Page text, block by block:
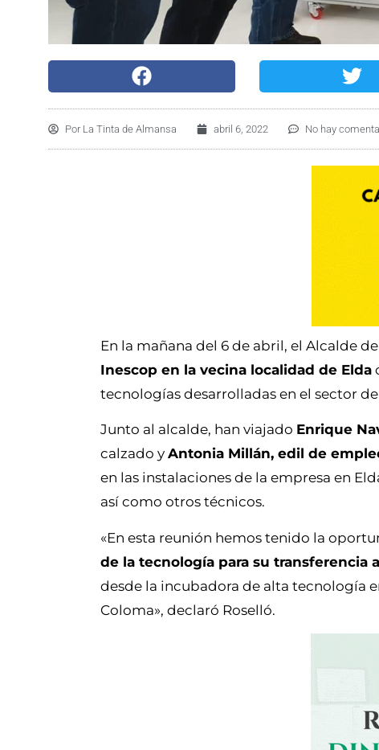
Por La Tinta de Almansa abril 6, 2022 No hay
En la mañana del 6 de abril, el Alcalde
Inescop en la vecina localidad de Elda
tecnologías desarrolladas en el sector
Junto al alcalde, han viajado Enrique
calzado y Antonia Millán, edil de
en las instalaciones de la empresa en
así como otros técnicos.
«En esta reunión hemos tenido la
de la tecnología para su transferencia
desde la incubadora de alta tecnología
Coloma», declaró Roselló.